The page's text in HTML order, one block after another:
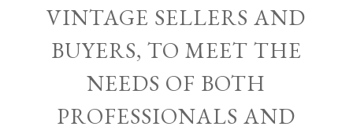
VINTAGE SELLERS AND
BUYERS, TO MEET THE
NEEDS OF BOTH
PROFESSIONALS AND